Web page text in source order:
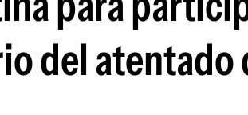
del atentado